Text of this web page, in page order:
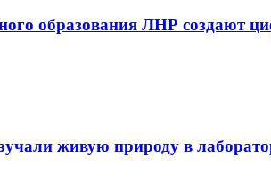
образования ЛНР создают
живую природу в